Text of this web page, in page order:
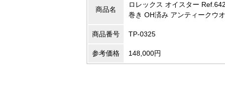
商品名
ロレックス オイスター
巻き OH済み アンティークウ
商品番号 TP-0325
参考価格 148,000円